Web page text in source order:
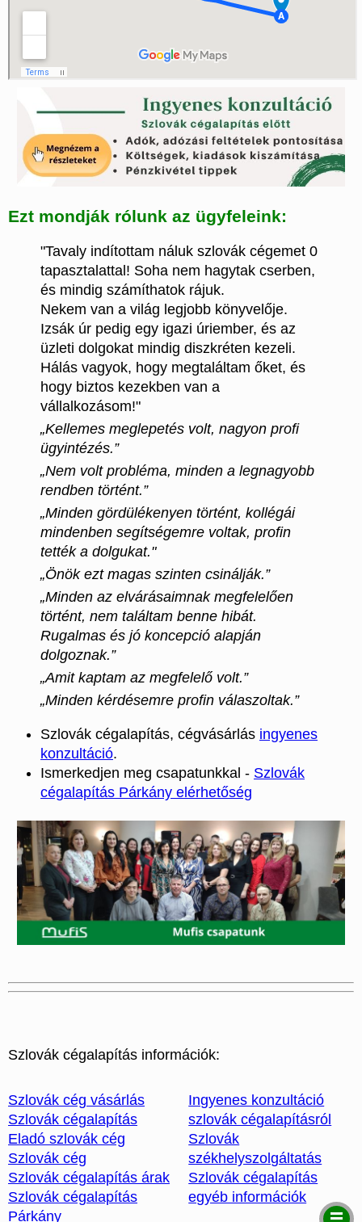
Ezt mondják rólunk az ügyfeleink:
"Tavaly indítottam náluk szlovák cégemet 0
tapasztalattal! Soha nem hagytak cserben,
és mindig számíthatok rájuk.
Nekem van a világ legjobb könyvelője.
Izsák úr pedig egy igazi úriember, és az
üzleti dolgokat mindig diszkréten kezeli.
Hálás vagyok, hogy megtaláltam őket, és
hogy biztos kezekben van a
vállalkozásom!"
„Kellemes meglepetés volt, nagyon profi
ügyintézés.”
„Nem volt probléma, minden a legnagyobb
rendben történt.”
„Minden gördülékenyen történt, kollégái
mindenben segítségemre voltak, profin
tették a dolgukat."
„Önök ezt magas szinten csinálják.”
„Minden az elvárásaimnak megfelelően
történt, nem találtam benne hibát.
Rugalmas és jó koncepció alapján
dolgoznak.”
„Amit kaptam az megfelelő volt.”
„Minden kérdésemre profin válaszoltak.”
Szlovák cégalapítás, cégvásárlás ingyenes
konzultáció.
Ismerkedjen meg csapatunkkal - Szlovák
cégalapítás Párkány elérhetőség
Szlovák cégalapítás információk:
Szlovák cég vásárlás
Szlovák cégalapítás
Eladó szlovák cég
Szlovák cég
Szlovák cégalapítás árak
Szlovák cégalapítás
Párkány
Ingyenes konzultáció
szlovák cégalapításról
Szlovák
székhelyszolgáltatás
Szlovák cégalapítás
egyéb információk